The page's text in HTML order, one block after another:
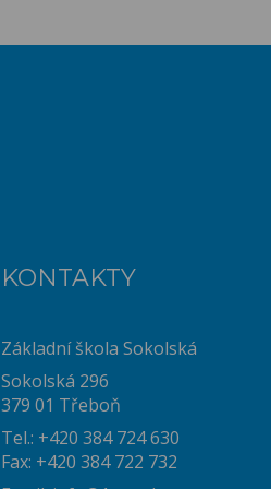
KONTAKTY
Základní škola Sokolská
Sokolská 296
379 01 Třeboň
Tel.: +420 384 724 630
Fax: +420 384 722 732